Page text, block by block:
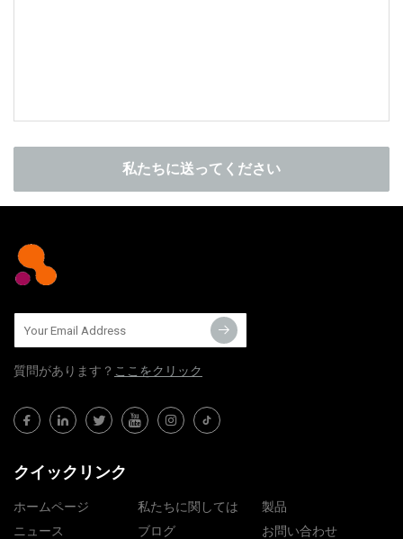
私たちに送ってください
質問​​があります？ ここをクリック
クイックリンク
ホームページ 私たちに関しては
製品
ニュース
ブログ お問い合わせ